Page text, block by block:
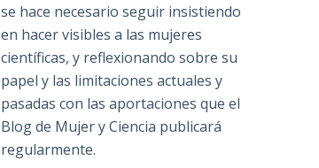
se hace necesario seguir insistiendo
en hacer visibles a las mujeres
científicas, y reflexionando sobre su
papel y las limitaciones actuales y
pasadas con las aportaciones que el
Blog de Mujer y Ciencia publicará
regularmente.